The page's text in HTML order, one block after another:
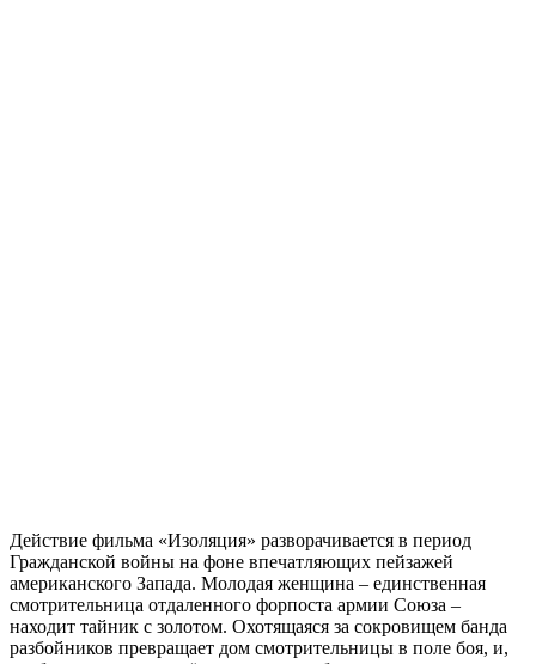
Действие фильма «Изоляция» разворачивается в период
Гражданской войны на фоне впечатляющих пейзажей
американского Запада. Молодая женщина – единственная
смотрительница отдаленного форпоста армии Союза –
находит тайник с золотом. Охотящаяся за сокровищем банда
разбойников превращает дом смотрительницы в поле боя, и,